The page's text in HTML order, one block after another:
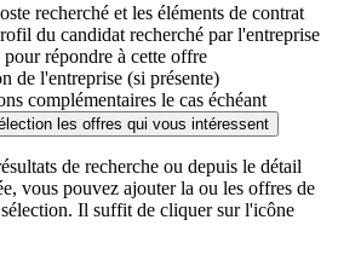
recherché et les éléments de contrat
du candidat recherché par l'entreprise
pour répondre à cette offre
de l'entreprise (si présente)
complémentaires le cas échéant
les offres qui vous intéressent
de recherche ou depuis le détail
vous pouvez ajouter la ou les offres de
Il suffit de cliquer sur l'icône